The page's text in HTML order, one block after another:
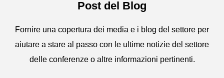
Post del Blog
Fornire una copertura dei media e i blog del settore per
aiutare a stare al passo con le ultime notizie del settore
delle conferenze o altre informazioni pertinenti.